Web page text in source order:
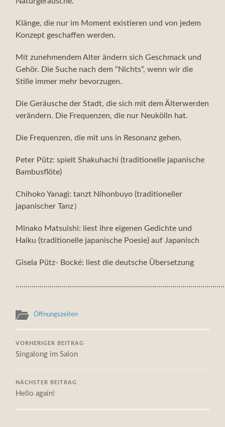
Klänge, die nur im Moment existieren und von jedem
Konzept geschaffen werden.
Mit zunehmendem Alter ändern sich Geschmack und
Gehör. Die Suche nach dem “Nichts”, wenn wir die
Stille immer mehr bevorzugen.
Die Geräusche der Stadt, die sich mit dem Älterwerden
verändern. Die Frequenzen, die nur Neukölln hat.
Die Frequenzen, die mit uns in Resonanz gehen.
Peter Pütz: spielt Shakuhachi (traditionelle japanische
Bambusflöte)
Chihoko Yanagi: tanzt Nihonbuyo (traditioneller
japanischer Tanz）
Minako Matsuishi: liest ihre eigenen Gedichte und
Haiku (traditionelle japanische Poesie) auf Japanisch
Gisela Pütz- Bocké: liest die deutsche Übersetzung
Öffnungszeiten
VORHERIGER BEITRAG
Singalong im Salon
NÄCHSTER BEITRAG
Hello again!